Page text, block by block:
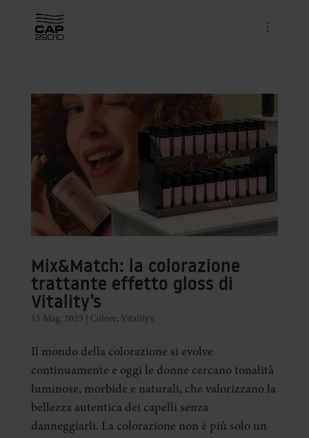
Mix&Match: la colorazione
trattante effetto gloss di
Vitality’s
15 Mag, 2025 Colore, Vitality's
Il mondo della colorazione si evolve
continuamente e oggi le donne cercano tonalità
luminose, morbide e naturali, che valorizzano la
bellezza autentica dei capelli senza
danneggiarli. La colorazione non è più solo un